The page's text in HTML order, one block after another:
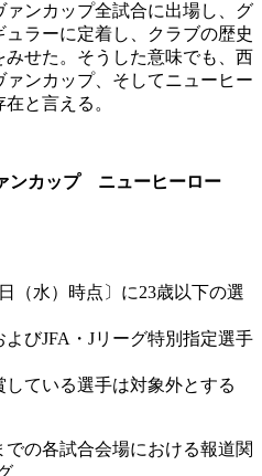
ンカップ全試合に出場し、グ
ラーに定着し、クラブの歴史
せた。そうした意味でも、西
ンカップ、そしてニューヒー
と言える。
ンカップ ニューヒーロー
（水）時点〕に23歳以下の選
よびJFA・Jリーグ特別指定選手
ている選手は対象外とする
の各試合会場における報道関